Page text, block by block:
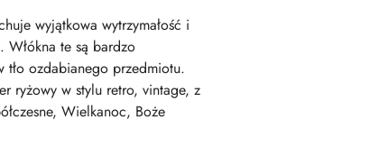
wyjątkowa wytrzymałość i
Włókna te są bardzo
tło ozdabianego przedmiotu.
ryżowy w stylu retro, vintage, z
Wielkanoc, Boże